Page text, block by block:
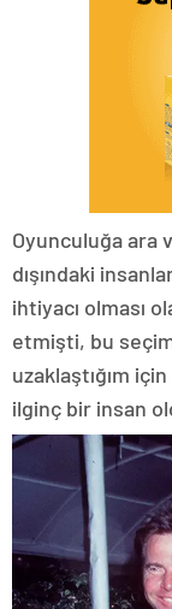
Oyunculuğa ara
dışındaki
ihtiyacı olması
etmişti, bu
uzaklaştığım
ilginç bir insan